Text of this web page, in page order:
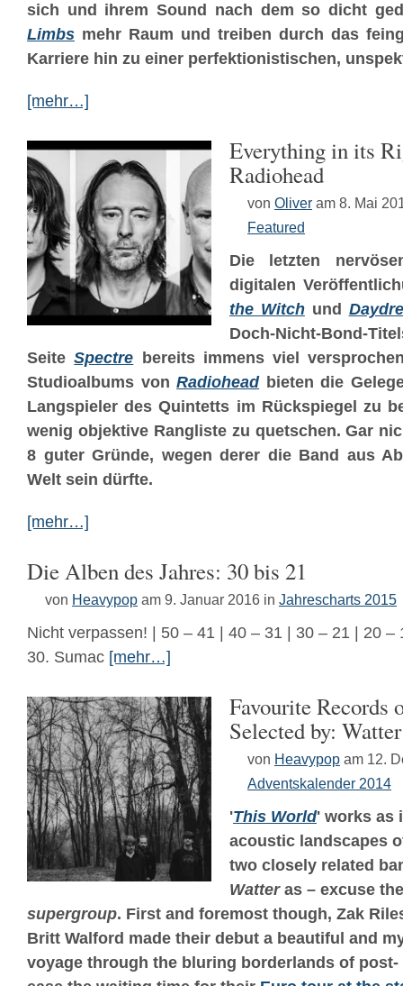
sich und ihrem Sound nach dem so dicht
Limbs mehr Raum und treiben durch das
Karriere hin zu einer perfektionistischen,
[mehr…]
Everything in its
Radiohead
von Oliver am 8. Mai
Featured
Die letzten
digitalen
the Witchund
Doch-Nicht-Bond-
SeiteSpectre bereits immens viel
Studioalbums vonRadioheadbieten die
Langspieler des Quintetts im Rückspiegel zu
wenig objektive Rangliste zu quetschen. Gar
8 guter Gründe, wegen derer die Band aus
Welt sein dürfte.
[mehr…]
Die Alben des Jahres: 30 bis 21
von Heavypop am 9. Januar 2016 in Jahrescharts 2015
Nicht verpassen! | 50 – 41 | 40 – 31 | 30 – 21 | 20 –
30. Sumac [mehr…]
Favourite Records
Selected by: Watter
von Heavypop am 12.
Adventskalender 2014
'This World' works as
acoustic landscapes
two closely related
Watteras – excuse
supergroup. First and foremost though, Zak
Britt Walford made their debut a beautiful and
voyage through the bluring borderlands of post-